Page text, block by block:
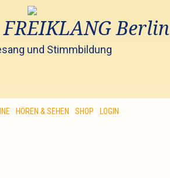
Berlin
und Stimmbildung
HÖREN & SEHEN SHOP LOGIN